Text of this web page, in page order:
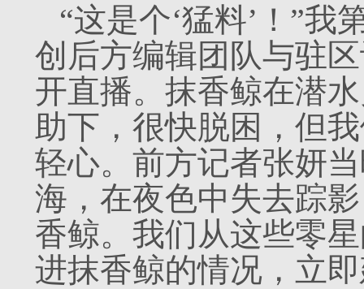
“这是个‘猛料’！”
创后方编辑团队与驻
开直播。抹香鲸在潜
助下，很快脱困，但
轻心。前方记者张妍
海，在夜色中失去踪
香鲸。我们从这些零
进抹香鲸的情况，立